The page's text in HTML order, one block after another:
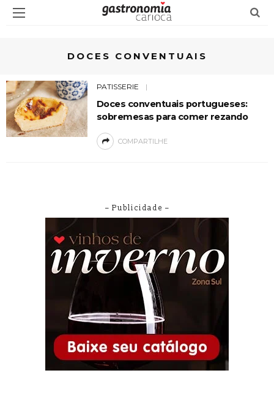
DOCES CONVENTUAIS
PATISSERIE
Doces conventuais portugueses:
sobremesas para comer rezando
COMPARTILHE
– Publicidade –